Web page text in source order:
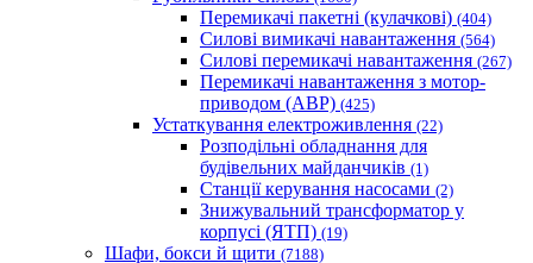
Перемикачі пакетні (кулачкові) (404)
Силові вимикачі навантаження (564)
Cилові перемикачі навантаження (267)
Перемикачі навантаження з мотор-
приводом (АВР) (425)
Устаткування електроживлення (22)
Розподільні обладнання для
будівельних майданчиків (1)
Станції керування насосами (2)
Знижувальний трансформатор у
корпусі (ЯТП) (19)
Шафи, бокси й щити (7188)